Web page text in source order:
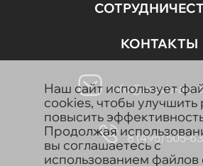
КОНТАКТЫ
info@aravia-
8 (495) 505-
Наш сайт использует
cookies, чтобы улучшить
повысить
Продолжая
вы соглашаетесь с
использованием файлов